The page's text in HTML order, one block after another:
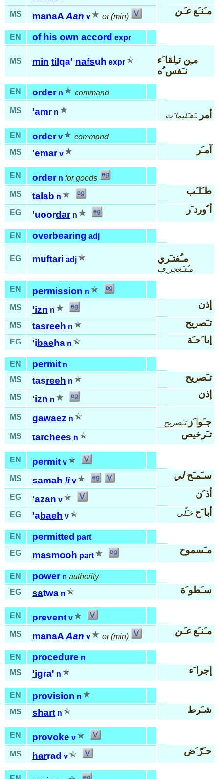
MS
manaAAan v or (min)
مـَنـَععـَن
EN of his own accord expr
MS min til qa' nafsuh expr
مـِن تـِلقا َء
نـَفس ُه
EN order n command
MS 'amr n أمر تـَعـَليما َت
EN order v
command
MS
'emar v آمـَر
EN order n for goods
MS
ta lab n
طـَلـَب
EG 'uoordar n
أ ُورد َر
EN overbearing adj
EG muftari adj مـُفتـَري
مـُتـَعجر ِف
EN permission n
MS
'izn n
إذن
MS tasreeh n تـَصريح
EG 'ibaeha n إبا َحـَة
EN permit n
MS
tasreeh n تـَصريح
MS 'izn n
إذن
MS gawaez n جـَوا َز تـَصريح
MS
tarchees n تـَرخيص
EN permit v
MS
samah li v
سـَمـَحلي
EG 'azan v
أذ َن
EG 'abaeh v أبا َح خـَلّى
EN permitted part
EG
masmooh part
مـَسموح
EN power n authority
EG
satwa n سـَطو َة
EN prevent v
MS
manaAAan v or (min)
مـَنـَععـَن
EN procedure n
MS
'igra' n إجرا َء
EN provision n
MS
shart n شـَرط
EN provoke v
MS
harrad v
حـَرّ َض